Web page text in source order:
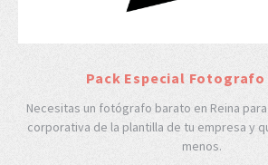
Pack Especial
Necesitas un fotógrafo barato en Reina
corporativa de la plantilla de tu empresa y
menos.